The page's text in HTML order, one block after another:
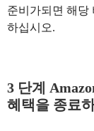
준비가되면 해당
하십시오.
3 단계
혜택을 종료